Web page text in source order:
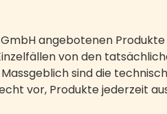
angebotenen
von den
sind die
vor, Produkte jederzeit